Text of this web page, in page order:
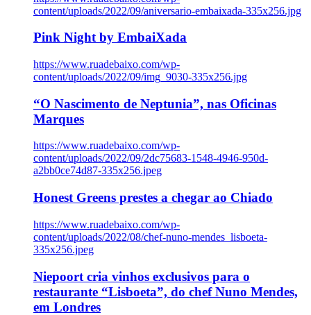
content/uploads/2022/09/aniversario-embaixada-335x256.jpg
Pink Night by EmbaiXada
https://www.ruadebaixo.com/wp-
content/uploads/2022/09/img_9030-335x256.jpg
“O Nascimento de Neptunia”, nas Oficinas
Marques
https://www.ruadebaixo.com/wp-
content/uploads/2022/09/2dc75683-1548-4946-950d-
a2bb0ce74d87-335x256.jpeg
Honest Greens prestes a chegar ao Chiado
https://www.ruadebaixo.com/wp-
content/uploads/2022/08/chef-nuno-mendes_lisboeta-
335x256.jpeg
Niepoort cria vinhos exclusivos para o
restaurante “Lisboeta”, do chef Nuno Mendes,
em Londres